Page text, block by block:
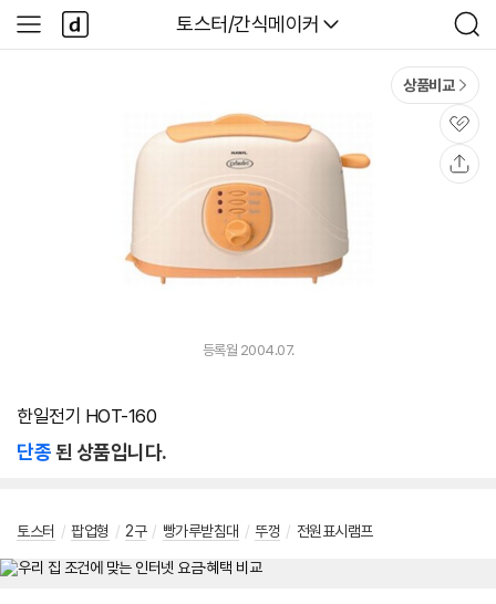
다나와
토스터/간식메이커
검
색
사
이
다
나
와
상품비교
관
심
등록월 2004.07.
한일전기 HOT-160
단종된 상품입니다.
토스터 / 팝업형 / 2구 / 빵가루받침대 / 뚜껑 / 전원표시램프